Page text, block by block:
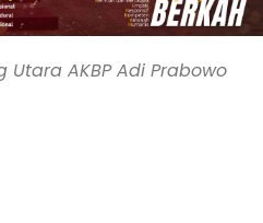
Utara AKBP Adi Prabowo